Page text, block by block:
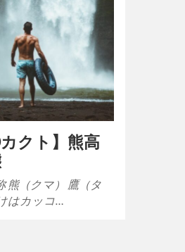
クト】熊高
熊（クマ） 鷹（タ
はカッコ…